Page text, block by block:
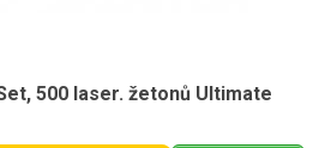
500 laser. žetonů Ultimate